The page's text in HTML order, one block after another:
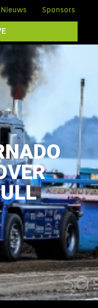
Nieuws Sponsors